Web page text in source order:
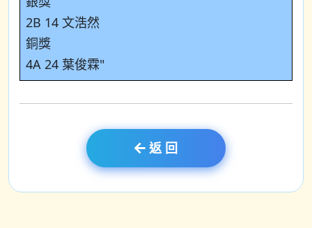
2B 14 文浩然
銅獎
4A 24 葉俊霖"
返 回